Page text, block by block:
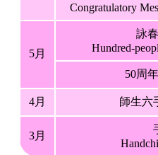
Congratulatory
5月
詠
Hundred-
50周
4月 師生六
3月